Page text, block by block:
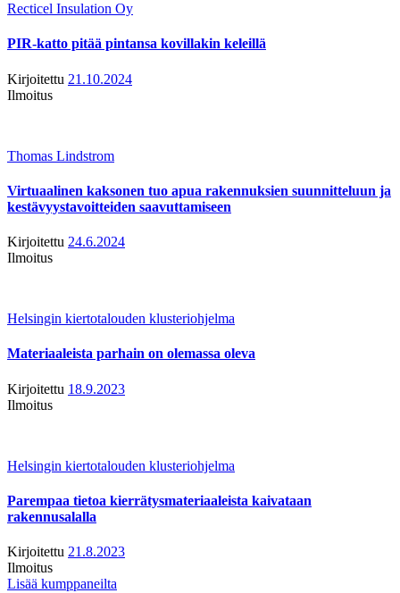
Recticel Insulation Oy
PIR-katto pitää pintansa kovillakin keleillä
Kirjoitettu 21.10.2024
Ilmoitus
Thomas Lindstrom
Virtuaalinen kaksonen tuo apua rakennuksien suunnitteluun ja
kestävyystavoitteiden saavuttamiseen
Kirjoitettu 24.6.2024
Ilmoitus
Helsingin kiertotalouden klusteriohjelma
Materiaaleista parhain on olemassa oleva
Kirjoitettu 18.9.2023
Ilmoitus
Helsingin kiertotalouden klusteriohjelma
Parempaa tietoa kierrätysmateriaaleista kaivataan
rakennusalalla
Kirjoitettu 21.8.2023
Ilmoitus
Lisää kumppaneilta